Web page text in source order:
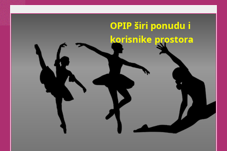
OPIP širi ponudu i
korisnike prostora
Želimo biti dom radosti svima koji
Sad, pored
nudimo
trbušni ples,
tribal fusion,Zen Yogu ,
rekreaciju plesom i